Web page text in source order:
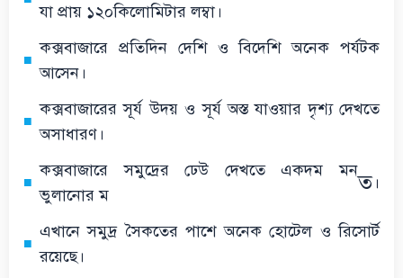
যা প্রায় ১২০কিলোমিটার লম্বা।
কক্সবাজারে প্রতিদিন দেশি ও বিদেশি অনেক পর্যটক
আসেন।
কক্সবাজারের সূর্য উদয় ও সূর্য অস্ত যাওয়ার দৃশ্য দেখতে
অসাধারণ।
কক্সবাজারে সমুদ্রের ঢেউ দেখতে একদম মন
ভুলানোর ম
ত।
এখানে সমুদ্র সৈকতের পাশে অনেক হোটেল ও রিসোর্ট
রয়েছে।